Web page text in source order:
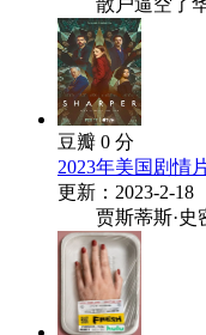
散户逼空了华
豆瓣 0 分
2023年美国剧情
更新：2023-2-18
贾斯蒂斯·史密